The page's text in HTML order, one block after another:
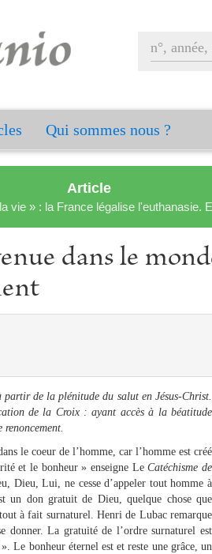
Qui sommes nous ?
Article
vie » : la France légalise l'euthanasie.
dans le
de la plénitude du salut en Jésus-Christ.
de la Croix : ayant accès à la béatitude
le coeur de l’homme, car l’homme est créé
et le bonheur » enseigne LeCatéchisme de
Dieu, Lui, ne cesse d’appeler tout homme à
un don gratuit de Dieu, quelque chose que
à fait surnaturel. Henri de Lubac remarque
La gratuité de l’ordre surnaturel est
». Le bonheur éternel est et reste une grâce, un